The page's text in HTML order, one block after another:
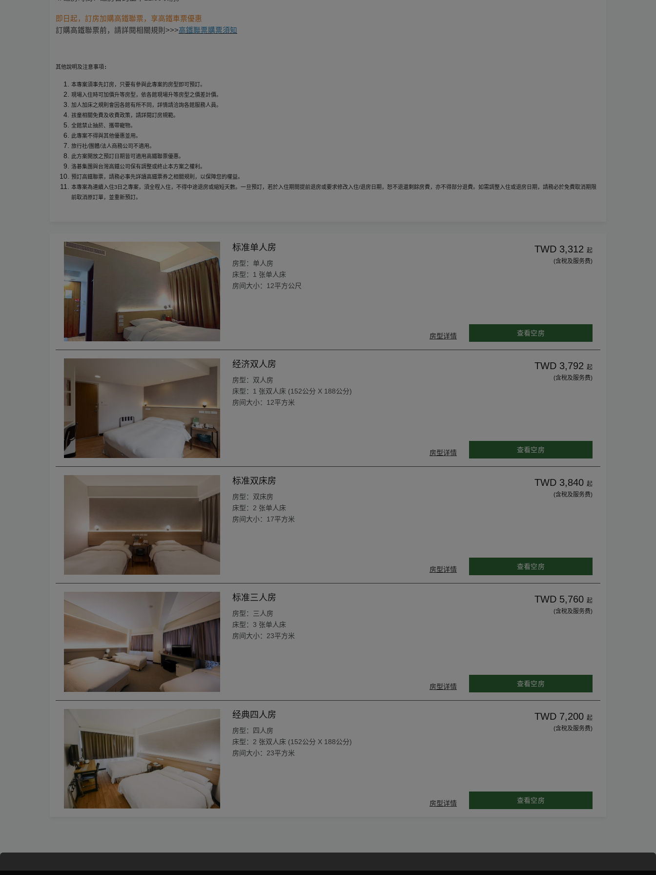
即日起，訂房加購高鐵聯票，享高鐵車票優惠
訂購高鐵聯票前，請詳閱相關規則>>>高鐵聯票購票須知
其他說明及注意事項:
本專案須事先訂房，只要有參與此專案的房型即可預訂。
現場入住時可加價升等房型，依各館現場升等房型之價差計價。
加人加床之規則會因各館有所不同，詳情請洽詢各館服務人員。
孩童相關免費及收費政策，請詳閱訂房規範。
全館禁止抽菸、攜帶寵物。
此專案不得與其他優惠並用。
旅行社/團體/法人商務公司不適用。
此方案開放之預訂日期皆可適用高鐵聯票優惠。
洛碁集團與台灣高鐵公司保有調整或終止本方案之權利。
預訂高鐵聯票，請務必事先詳讀高鐵票券之相關規則，以保障您的權益。
本專案為連續入住3日之專案，須全程入住，不得中途退房或縮短天數。一旦預訂，若於入住期間提前退房或要求修改入住/退房日期，恕不退還剩餘房費，亦不得部分退費。如需調整入住或退房日期，請務必於免費取消期限
前取消原訂單，並重新預訂。
标准单人房
房型：单人房
床型：1 张单人床
房间大小：12平方公尺
房型详情
TWD 3,312 起
(含稅及服务费)
查看空房
经济双人房
房型：双人房
床型：1 张双人床 (152公分 X 188公分)
房间大小：12平方米
房型详情
TWD 3,792 起
(含稅及服务费)
查看空房
标准双床房
房型：双床房
床型：2 张单人床
房间大小：17平方米
房型详情
TWD 3,840 起
(含稅及服务费)
查看空房
标准三人房
房型：三人房
床型：3 张单人床
房间大小：23平方米
房型详情
TWD 5,760 起
(含稅及服务费)
查看空房
经典四人房
房型：四人房
床型：2 张双人床 (152公分 X 188公分)
房间大小：23平方米
房型详情
TWD 7,200 起
(含稅及服务费)
查看空房